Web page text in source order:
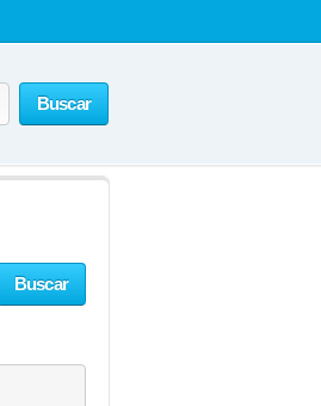
Buscar
Buscar